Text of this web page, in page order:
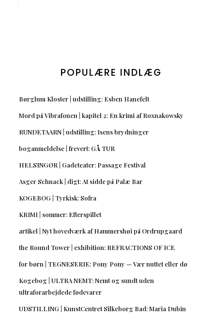
POPULÆRE INDLÆG
Børglum Kloster | udstilling: Esben Hanefelt
Mord på Vibrafonen | kapitel 2: En krimi af Roxnakowsky
RUNDETAARN | udstilling: Isens brydninger
boganmeldelse | frevert: GÅ TUR
HELSINGØR | Gadeteater: Passage Festival
Asger Schnack | digt: At sidde på Palæ Bar
KOGEBOG | Tyrkisk: Sofra
KRIMI | sommer: Efterspillet
artikel | Nyt hovedværk af Hammershøi på Ordrupgaard
the Round Tower | exhibition: REFRACTIONS OF ICE
for børn | TEGNESERIE: Pony Pony — Vær nuttet eller dø
Kogebog | ULTRA NEMT: Nemt og sundt uden
ultraforarbejdede fødevarer
UDSTILLING | KunstCentret Silkeborg Bad: Maria Dubin